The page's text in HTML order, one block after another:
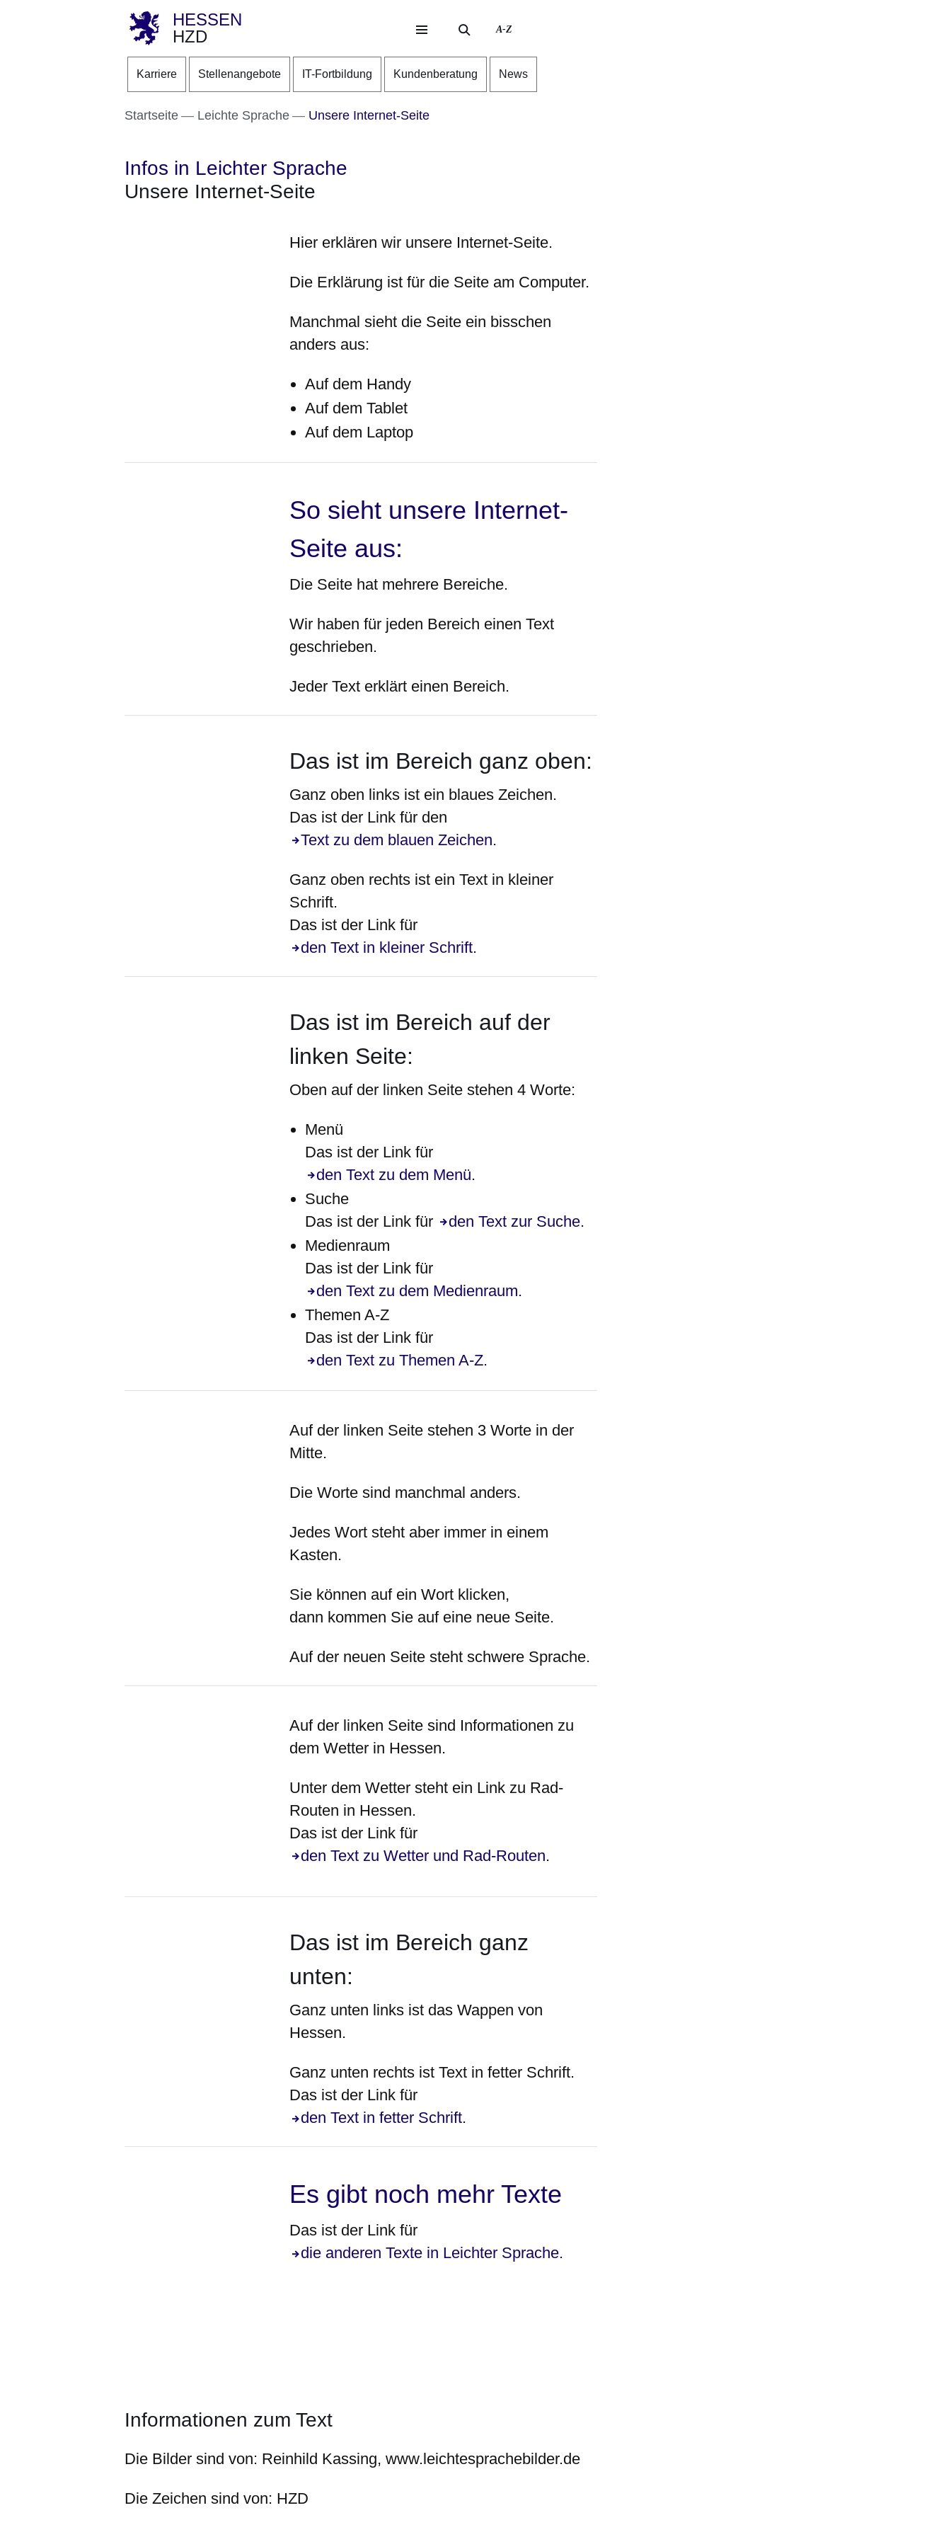
Direkt zum Kopf der Seite
Direkt zum Inhalt
Direkt zum Fuß der Seite
HESSEN
HZD
A-Z
Karriere Stellenangebote IT-Fortbildung Kundenberatung News
Startseite Leichte Sprache Unsere Internet-Seite
Infos in Leichter Sprache
Unsere Internet-Seite
Hier erklären wir unsere Internet-Seite.
Die Erklärung ist für die Seite am Computer.
Manchmal sieht die Seite ein bisschen
anders aus:
Auf dem Handy
Auf dem Tablet
Auf dem Laptop
So sieht unsere Internet-
Seite aus:
Die Seite hat mehrere Bereiche.
Wir haben für jeden Bereich einen Text
geschrieben.
Jeder Text erklärt einen Bereich.
Das ist im Bereich ganz oben:
Ganz oben links ist ein blaues Zeichen.
Das ist der Link für den
Text zu dem blauen Zeichen.
Ganz oben rechts ist ein Text in kleiner
Schrift.
Das ist der Link für
den Text in kleiner Schrift.
Das ist im Bereich auf der
linken Seite:
Oben auf der linken Seite stehen 4 Worte:
Menü
Das ist der Link für
den Text zu dem Menü.
Suche
Das ist der Link für
den Text zur Suche.
Medienraum
Das ist der Link für
den Text zu dem Medienraum.
Themen A-Z
Das ist der Link für
den Text zu Themen A-Z.
Auf der linken Seite stehen 3 Worte in der
Mitte.
Die Worte sind manchmal anders.
Jedes Wort steht aber immer in einem
Kasten.
Sie können auf ein Wort klicken,
dann kommen Sie auf eine neue Seite.
Auf der neuen Seite steht schwere Sprache.
Auf der linken Seite sind Informationen zu
dem Wetter in Hessen.
Unter dem Wetter steht ein Link zu Rad-
Routen in Hessen.
Das ist der Link für
den Text zu Wetter und Rad-Routen.
Das ist im Bereich ganz
unten:
Ganz unten links ist das Wappen von
Hessen.
Ganz unten rechts ist Text in fetter Schrift.
Das ist der Link für
den Text in fetter Schrift.
Es gibt noch mehrTexte
Das ist der Link für
die anderen Texte in Leichter Sprache.
Informationen zum Text
Die Bilder sind von: Reinhild Kassing, www.leichtesprachebilder.de
Die Zeichen sind von: HZD